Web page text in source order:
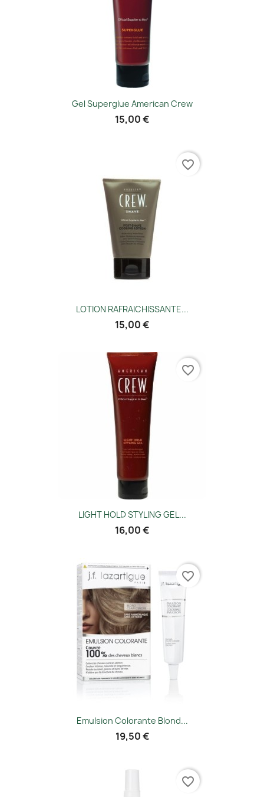
Gel Superglue American Crew
15,00 €
LOTION RAFRAICHISSANTE...
15,00 €
favorite_border
LIGHT HOLD STYLING GEL...
16,00 €
favorite_border
Emulsion Colorante Blond...
19,50 €
favorite_border
favorite_border